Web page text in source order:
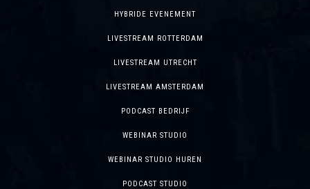
HYBRIDE EVENEMENT
LIVESTREAM ROTTERDAM
LIVESTREAM UTRECHT
LIVESTREAM AMSTERDAM
PODCAST BEDRIJF
WEBINAR STUDIO
WEBINAR STUDIO HUREN
PODCAST STUDIO